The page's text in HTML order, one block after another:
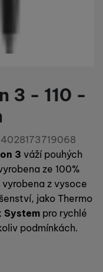
3 - 110 -
4028173719068
3 váží pouhých
ze 100%
z vysoce
jako Thermo
Systempro rychlé
podmínkách.